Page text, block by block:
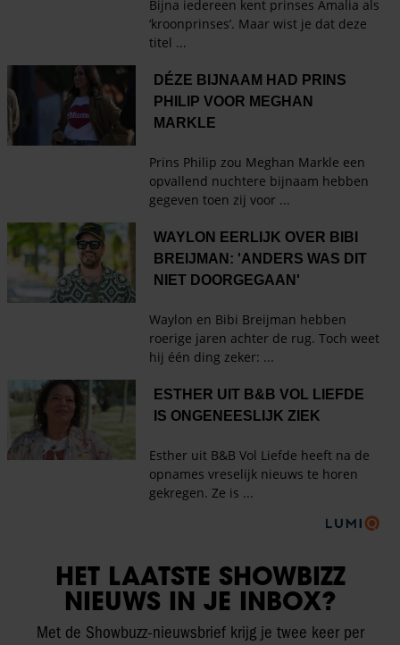
HET LAATSTE SHOWBIZZ
NIEUWS IN JE INBOX?
Met de Showbuzz-nieuwsbrief krijg je twee keer per